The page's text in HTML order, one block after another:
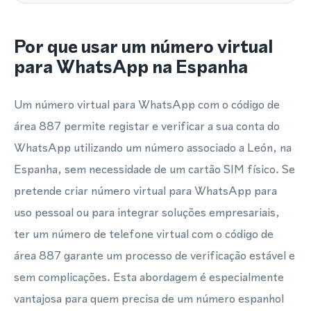
Por que usar um número virtual
para WhatsApp na Espanha
Um número virtual para WhatsApp com o código de
área 887 permite registar e verificar a sua conta do
WhatsApp utilizando um número associado a León, na
Espanha, sem necessidade de um cartão SIM físico. Se
pretende criar número virtual para WhatsApp para
uso pessoal ou para integrar soluções empresariais,
ter um número de telefone virtual com o código de
área 887 garante um processo de verificação estável e
sem complicações. Esta abordagem é especialmente
vantajosa para quem precisa de um número espanhol